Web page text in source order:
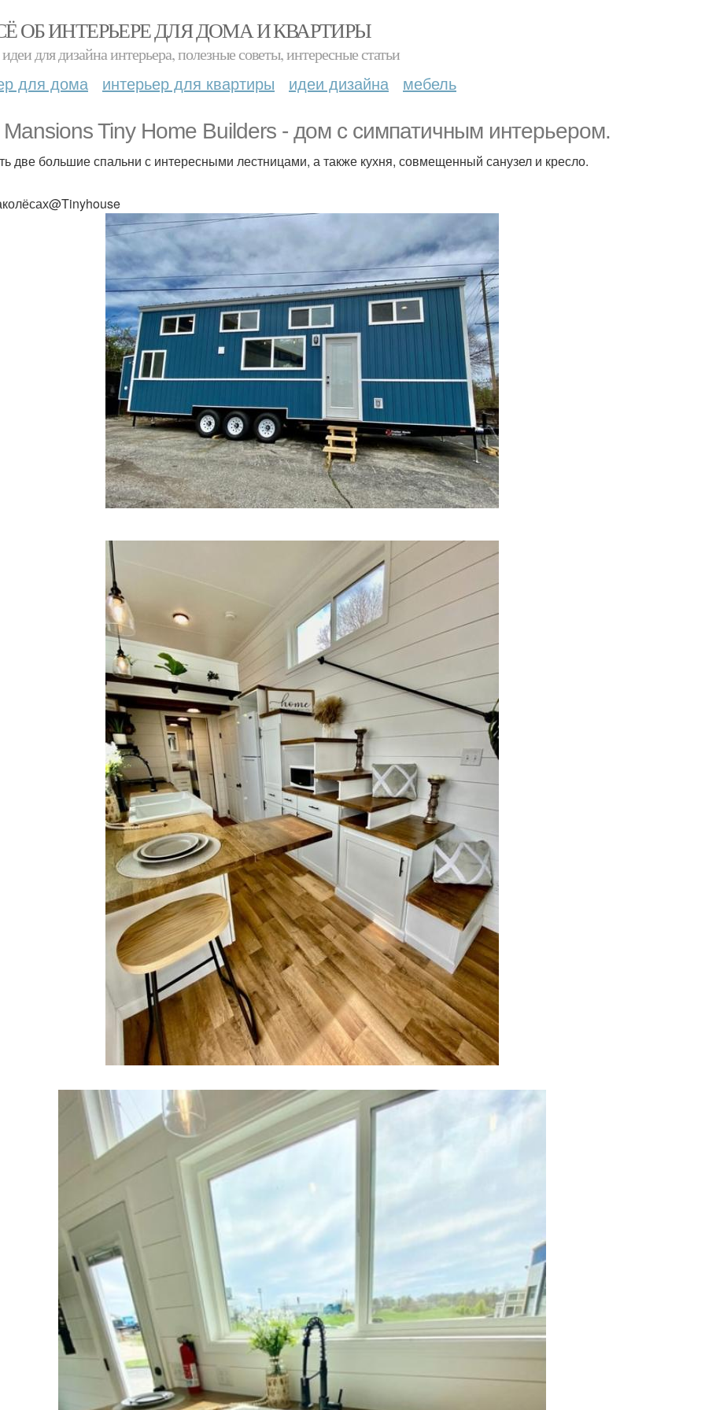
ОБ ИНТЕРЬЕРЕ ДЛЯ ДОМА И КВАРТИРЫ
для дизайна интерьера, полезные советы, интересные статьи
для дома интерьер для квартиры идеи дизайна мебель
Tiny Home Builders - дом с симпатичным интерьером.
две большие спальни с интересными лестницами, а также кухня, совмещенный санузел и кресло.